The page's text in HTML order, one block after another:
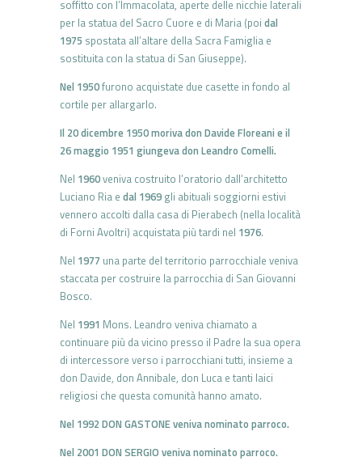
soffitto con l’Immacolata, aperte delle nicchie laterali
per la statua del Sacro Cuore e di Maria (poi dal
1975 spostata all’altare della Sacra Famiglia e
sostituita con la statua di San Giuseppe).
Nel 1950furono acquistate due casette in fondo al
cortile per allargarlo.
Il 20 dicembre 1950 moriva don Davide Floreani e il
26 maggio 1951 giungeva don Leandro Comelli.
Nel 1960veniva costruito l’oratorio dall’architetto
Luciano Ria e dal 1969 gli abituali soggiorni estivi
vennero accolti dalla casa di Pierabech (nella località
di Forni Avoltri) acquistata più tardi nel 1976.
Nel 1977 una parte del territorio parrocchiale veniva
staccata per costruire la parrocchia di San Giovanni
Bosco.
Nel 1991 Mons. Leandro veniva chiamato a
continuare più da vicino presso il Padre la sua opera
di intercessore verso i parrocchiani tutti, insieme a
don Davide, don Annibale, don Luca e tanti laici
religiosi che questa comunità hanno amato.
Nel 1992 DON GASTONE veniva nominato parroco.
Nel 2001 DON SERGIO veniva nominato parroco.